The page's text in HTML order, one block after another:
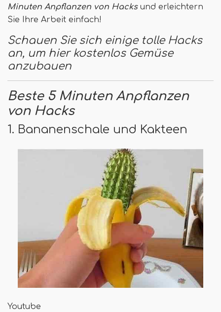
Minuten Anpflanzen von Hacksund erleichtern
Sie Ihre Arbeit einfach!
Schauen Sie sich einige tolle Hacks
an, um hier kostenlos Gemüse
anzubauen
Beste 5 Minuten Anpflanzen
von Hacks
1. Bananenschale und Kakteen
Youtube